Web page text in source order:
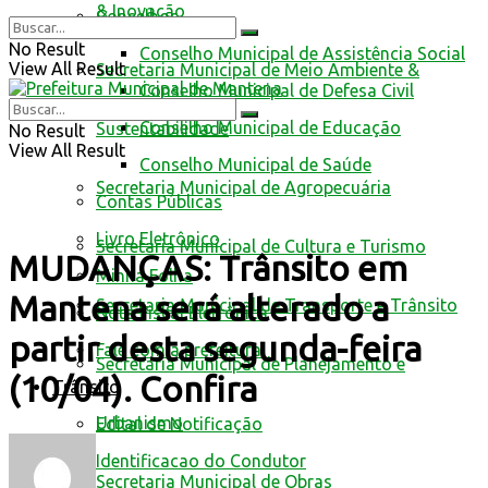
Conselhos
Conselho Municipal de Assistência Social
Conselho Municipal de Defesa Civil
Conselho Municipal de Educação
Conselho Municipal de Saúde
Contas Públicas
Livro Eletrônico
Minha Folha
Nota Fiscal Eletrônica
Fale com a prefeitura
Trânsito
Edital de Notificação
Identificacao do Condutor
& Inovação
Secretaria Municipal de Meio Ambiente &
Sustentabilidade
Secretaria Municipal de Agropecuária
Secretaria Municipal de Cultura e Turismo
Secretaria Municipal de Transporte e Trânsito
Secretaria Municipal de Planejamento e
Urbanismo
Secretaria Municipal de Obras
No Result
View All Result
No Result
View All Result
MUDANÇAS: Trânsito em
Mantena será alterado a
partir desta segunda-feira
(10/04). Confira